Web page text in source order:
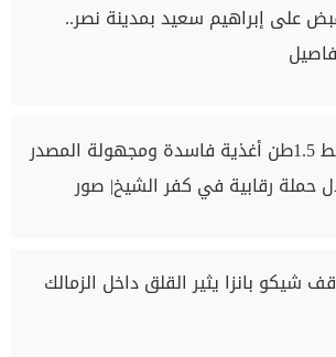
على إبراهيم سعيد بمدينة نصر..
ضبط 1.5طن أغذية فاسدة ومجهولة المصدر
حملة رقابية في كفر الشيخ| صور
شيكو بانزا يثير القلق داخل الزمالك